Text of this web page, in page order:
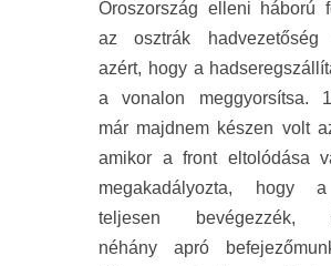
Oroszország elleni háború
az osztrák hadvezetőség
azért, hogy a
a vonalon meggyorsítsa.
már majdnem készen volt
amikor a front eltolódása
megakadályozta, hogy
teljesen bevégezzék,
néhány apró